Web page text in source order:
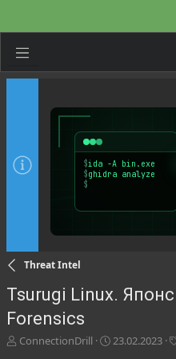
Threat Intel
Tsurugi Linux.
Forensics
А
ConnectionDrill
Д
23.02.2023